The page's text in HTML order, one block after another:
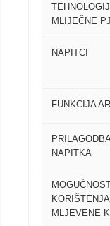
MLIJEČNE
NAPITCI
FUNKCIJA
NAPITKA
KORIŠTENJA
MLJEVENE